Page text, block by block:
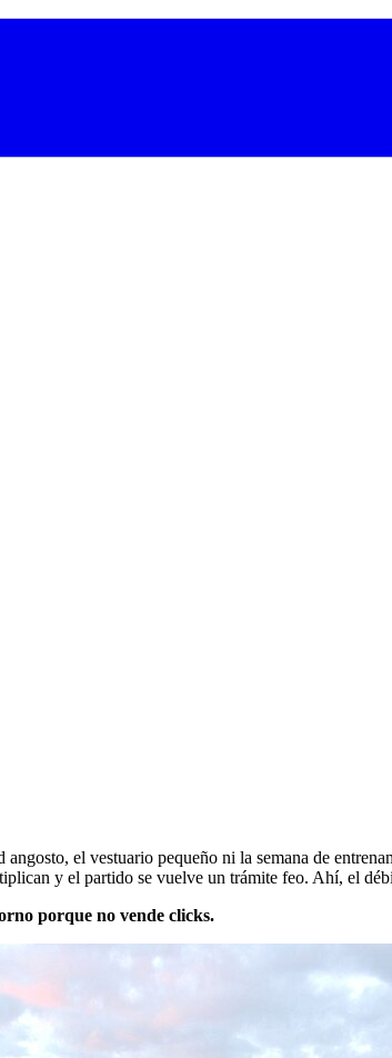
angosto, el vestuario pequeño ni la semana de
y el partido se vuelve un trámite feo. Ahí, el
porque no vende clicks.